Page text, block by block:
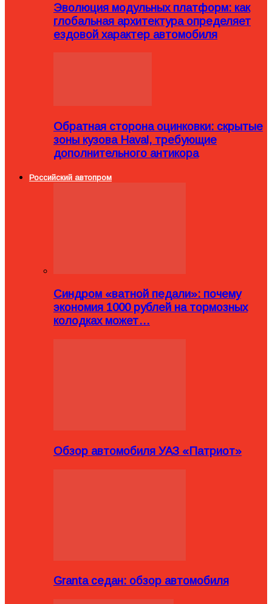
Эволюция модульных платформ: как
глобальная архитектура определяет
ездовой характер автомобиля
Обратная сторона оцинковки: скрытые
зоны кузова Haval, требующие
дополнительного антикора
Российский автопром
Синдром «ватной педали»: почему
экономия 1000 рублей на тормозных
колодках может…
Обзор автомобиля УАЗ «Патриот»
Granta седан: обзор автомобиля